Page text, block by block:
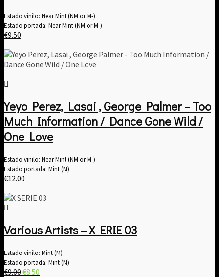
Estado vinilo: Near Mint (NM or M-)
Estado portada: Near Mint (NM or M-)
€9.50
Yeyo Perez, Lasai , George Palmer – Too
Much Information / Dance Gone Wild /
One Love
Estado vinilo: Near Mint (NM or M-)
Estado portada: Mint (M)
€12.00
Various Artists ‎– X ERIE 03
Estado vinilo: Mint (M)
Estado portada: Mint (M)
€9.00El
€8.50